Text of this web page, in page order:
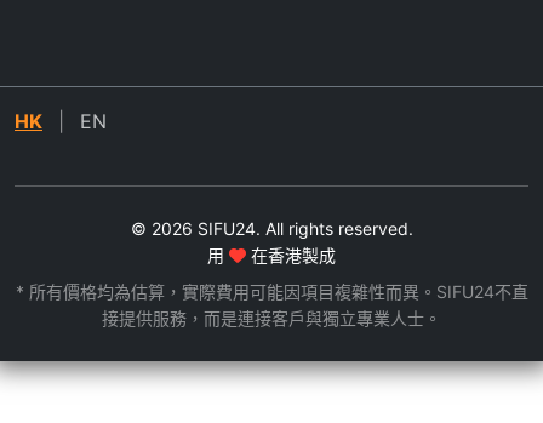
HK EN
© 2026 SIFU24. All rights reserved.
用
在香港製成
* 所有價格均為估算，實際費用可能因項目複雜性而異。SIFU24不直
接提供服務，而是連接客戶與獨立專業人士。